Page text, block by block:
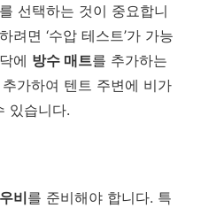
선택하는 것이 중요합니
려면 ‘수압 테스트’가 가능
에 방수 매트를 추가하는
추가하여 텐트 주변에 비가
있습니다.
우비를 준비해야 합니다. 특